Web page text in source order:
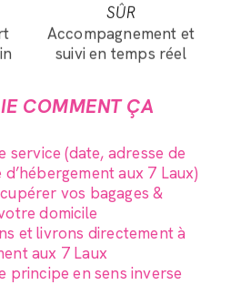
SÛR
Accompagnement et
suivi en temps réel
COMMENT ÇA
service (date, adresse de
aux 7 Laux)
vos bagages &
domicile
et livrons directement à
aux 7 Laux
principe en sens inverse